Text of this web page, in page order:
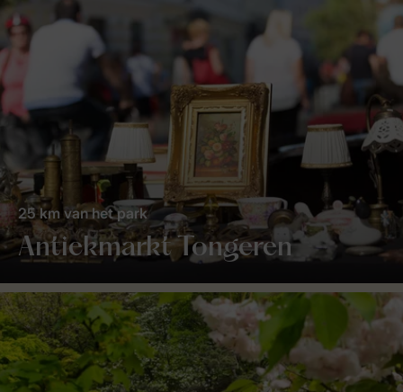
Antiekmarkt Tongeren
25 km van het park